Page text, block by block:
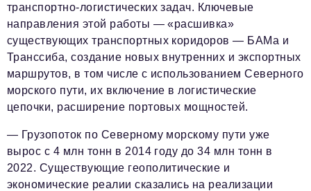
транспортно-логистических задач. Ключевые
направления этой работы — «расшивка»
существующих транспортных коридоров — БАМа и
Транссиба, создание новых внутренних и экспортных
маршрутов, в том числе с использованием Северного
морского пути, их включение в логистические
цепочки, расширение портовых мощностей.
— Грузопоток по Северному морскому пути уже
вырос с 4 млн тонн в 2014 году до 34 млн тонн в
2022. Существующие геополитические и
экономические реалии сказались на реализации